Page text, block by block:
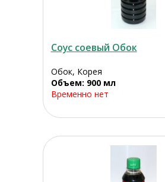
Соус соевый Обок
Обок, Корея
Объем: 900 мл
Временно нет